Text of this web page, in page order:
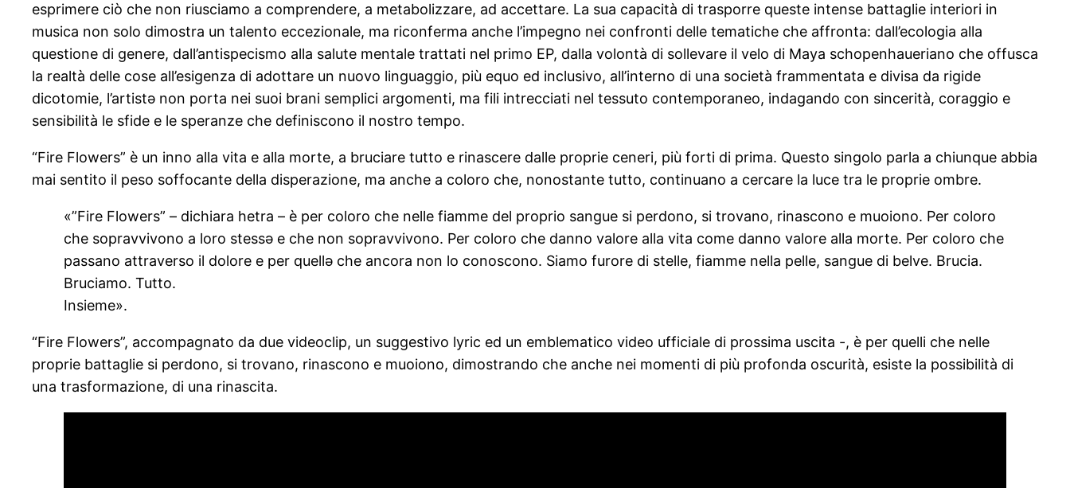
esprimere ciò che non riusciamo a comprendere, a metabolizzare, ad accettare. La sua capacità di trasporre queste intense battaglie interiori in
musica non solo dimostra un talento eccezionale, ma riconferma anche l’impegno nei confronti delle tematiche che affronta: dall’ecologia alla
questione di genere, dall’antispecismo alla salute mentale trattati nel primo EP, dalla volontà di sollevare il velo di Maya schopenhaueriano che offusca
la realtà delle cose all’esigenza di adottare un nuovo linguaggio, più equo ed inclusivo, all’interno di una società frammentata e divisa da rigide
dicotomie, l’artistə non porta nei suoi brani semplici argomenti, ma fili intrecciati nel tessuto contemporaneo, indagando con sincerità, coraggio e
sensibilità le sfide e le speranze che definiscono il nostro tempo.
“Fire Flowers” è un inno alla vita e alla morte, a bruciare tutto e rinascere dalle proprie ceneri, più forti di prima. Questo singolo parla a chiunque abbia
mai sentito il peso soffocante della disperazione, ma anche a coloro che, nonostante tutto, continuano a cercare la luce tra le proprie ombre.
«”Fire Flowers” – dichiara hetra – è per coloro che nelle fiamme del proprio sangue si perdono, si trovano, rinascono e muoiono. Per coloro
che sopravvivono a loro stessə e che non sopravvivono. Per coloro che danno valore alla vita come danno valore alla morte. Per coloro che
passano attraverso il dolore e per quellə che ancora non lo conoscono. Siamo furore di stelle, fiamme nella pelle, sangue di belve. Brucia.
Bruciamo. Tutto.
Insieme».
“Fire Flowers”, accompagnato da due videoclip, un suggestivo lyric ed un emblematico video ufficiale di prossima uscita -, è per quelli che nelle
proprie battaglie si perdono, si trovano, rinascono e muoiono, dimostrando che anche nei momenti di più profonda oscurità, esiste la possibilità di
una trasformazione, di una rinascita.